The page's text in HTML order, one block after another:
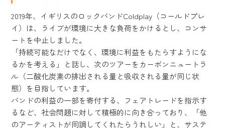
2019年、イギリスのロックバンドColdplay（コールドプレ
イ）は、ライブが環境に大きな負荷をかけるとし、コンサ
ートを中止しました。
「持続可能なだけでなく、環境に利益をもたらすようにな
るかを考える」と話し、次のツアーをカーボンニュートラ
ル（二酸化炭素の排出される量と吸収される量が同じ状
態）を目指しています。
バンドの利益の一部を寄付する、フェアトレードを指示す
るなど、社会問題に対して積極的に向き合っており、「他
のアーティストが同調してくれたらうれしい」と、サステ